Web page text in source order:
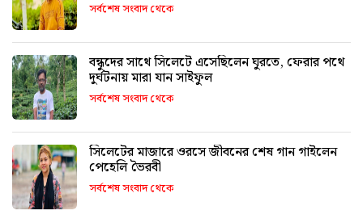
সর্বশেষ সংবাদ থেকে
বন্ধুদের সাথে সিলেটে এসেছিলেন ঘুরতে, ফেরার পথে
দুর্ঘটনায় মারা যান সাইফুল
সর্বশেষ সংবাদ থেকে
সিলেটের মাজারে ওরসে জীবনের শেষ গান গাইলেন
পেহেলি ভৈরবী
সর্বশেষ সংবাদ থেকে